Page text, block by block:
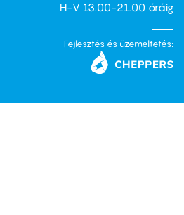
H-V 13.00-21.00 óráig
Fejlesztés és üzemeltetés: